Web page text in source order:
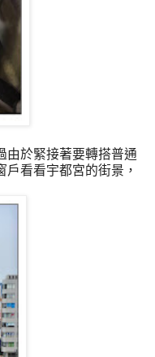
由於緊接著要轉搭普通
看看宇都宮的街景，